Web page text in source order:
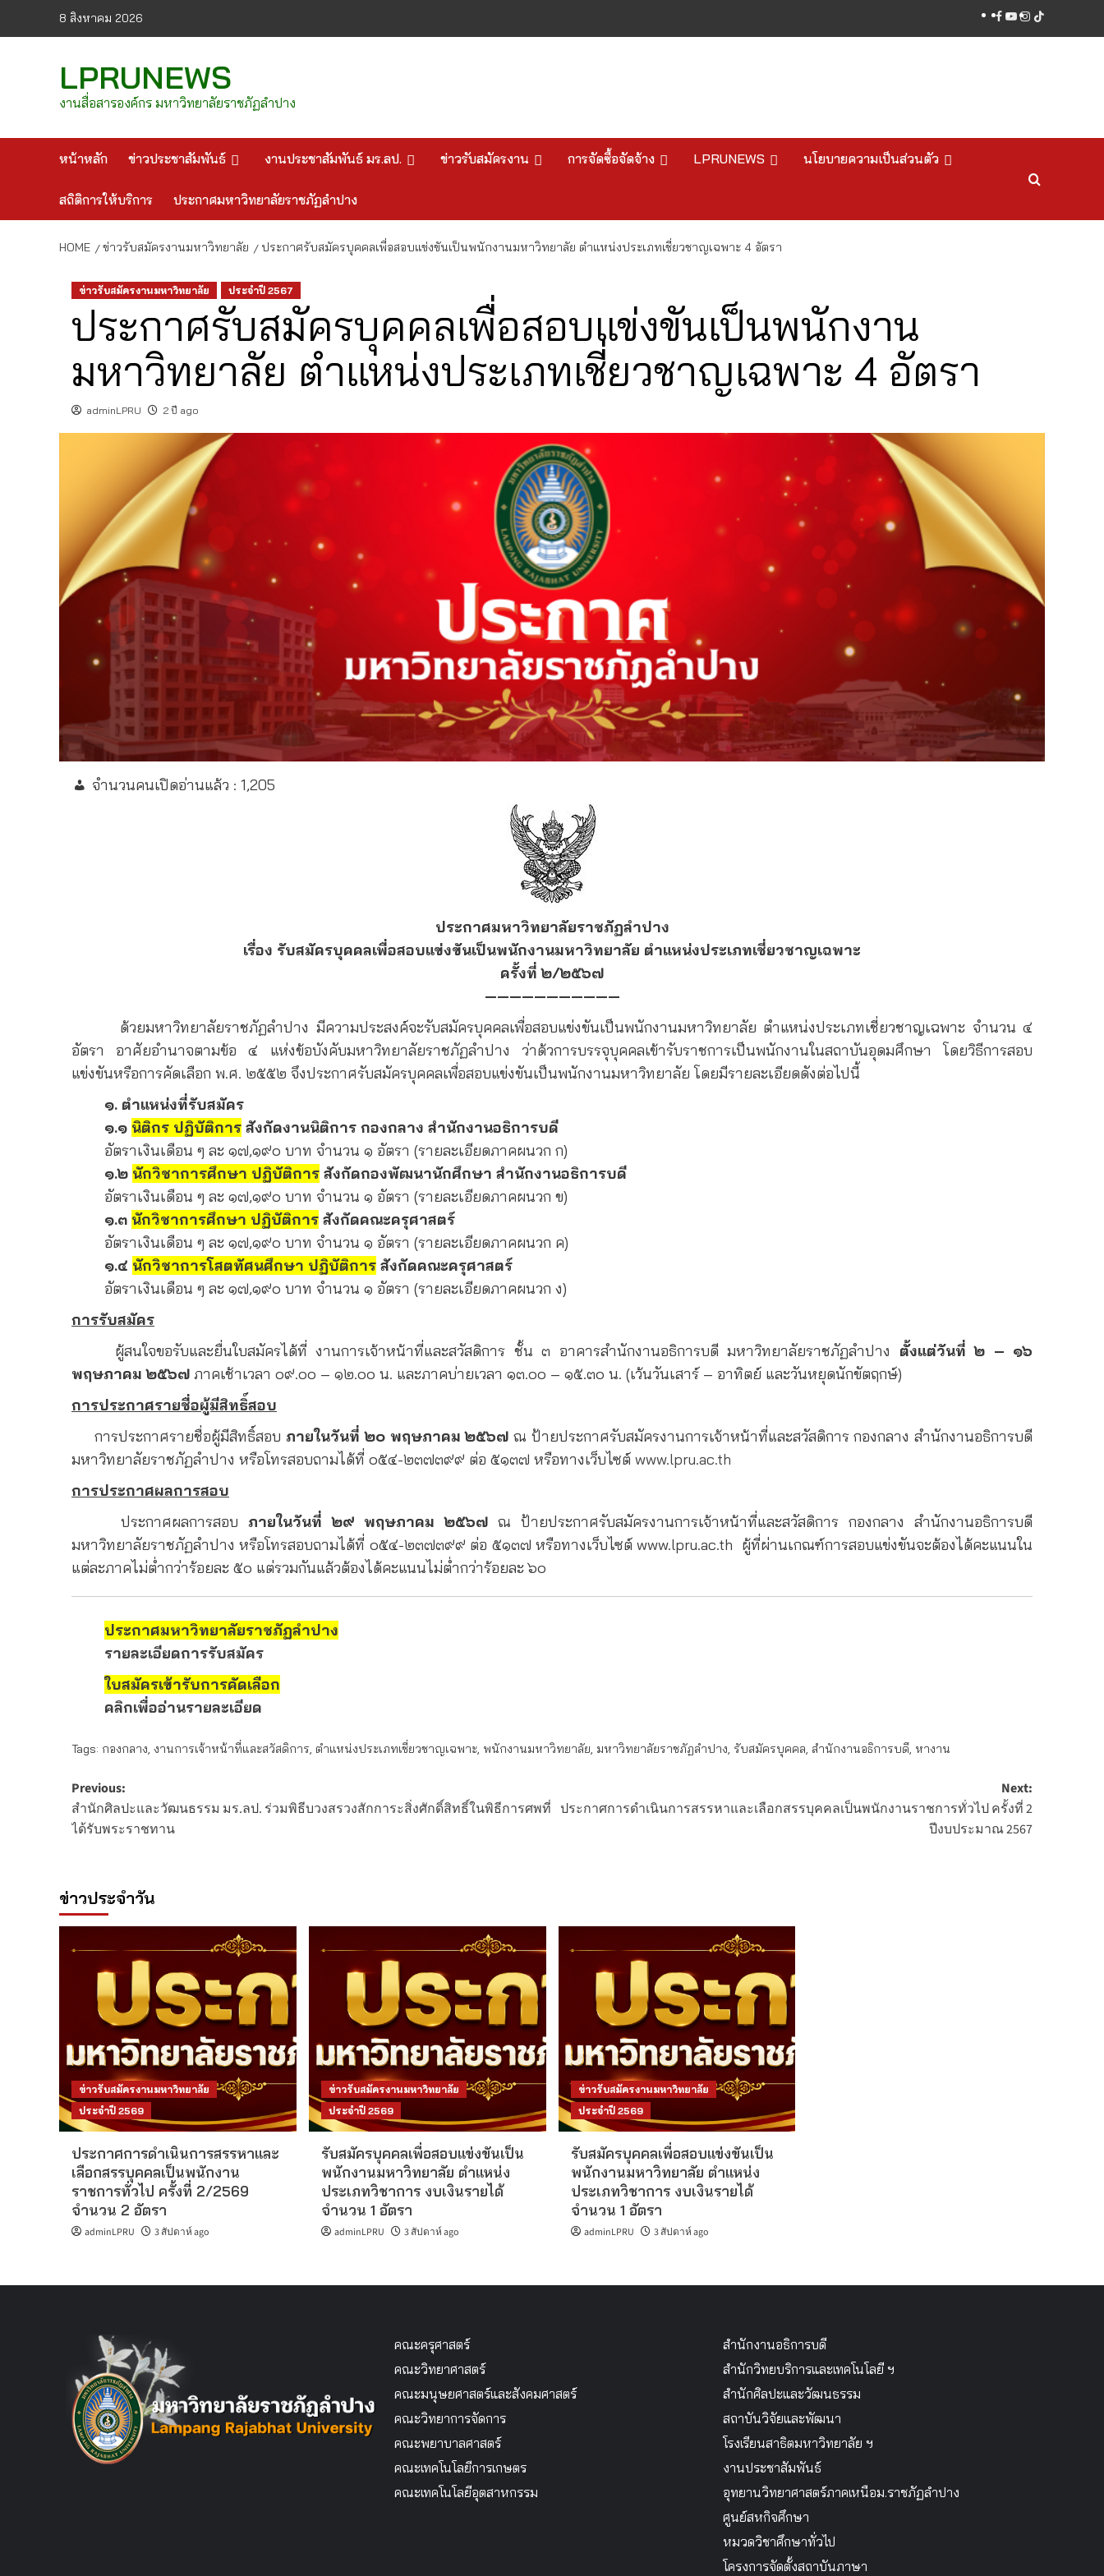
8 สิงหาคม 2026 facebook
youtube
instagram
tiktok
LPRUNEWS
งานสื่อสารองค์กร มหาวิทยาลัยราชภัฏลำปาง
หน้าหลัก ข่าวประชาสัมพันธ์ งานประชาสัมพันธ์ มร.ลป. ข่าวรับสมัครงาน การจัดซื้อจัดจ้าง LPRUNEWS นโยบายความเป็นส่วนตัว
สถิติการให้บริการ ประกาศมหาวิทยาลัยราชภัฏลำปาง
HOME ข่าวรับสมัครงานมหาวิทยาลัย ประกาศรับสมัครบุคคลเพื่อสอบแข่งขันเป็นพนักงานมหาวิทยาลัย ตำแหน่งประเภทเชี่ยวชาญเฉพาะ 4 อัตรา
ข่าวรับสมัครงานมหาวิทยาลัย ประจำปี 2567
ประกาศรับสมัครบุคคลเพื่อสอบแข่งขันเป็นพนักงาน
มหาวิทยาลัย ตำแหน่งประเภทเชี่ยวชาญเฉพาะ 4 อัตรา
adminLPRU 2 ปี ago
จำนวนคนเปิดอ่านแล้ว : 1,205
ประกาศมหาวิทยาลัยราชภัฏลำปาง
เรื่อง รับสมัครบุคคลเพื่อสอบแข่งขันเป็นพนักงานมหาวิทยาลัย ตำแหน่งประเภทเชี่ยวชาญเฉพาะ
ครั้งที่ ๒/๒๕๖๗
———————————
ด้วยมหาวิทยาลัยราชภัฏลำปาง มีความประสงค์จะรับสมัครบุคคลเพื่อสอบแข่งขันเป็นพนักงานมหาวิทยาลัย ตำแหน่งประเภทเชี่ยวชาญเฉพาะ จำนวน ๔
อัตรา อาศัยอำนาจตามข้อ ๔ แห่งข้อบังคับมหาวิทยาลัยราชภัฏลำปาง ว่าด้วการบรรจุบุคคลเข้ารับราชการเป็นพนักงานในสถาบันอุดมศึกษา โดยวิธีการสอบ
แข่งขันหรือการคัดเลือก พ.ศ. ๒๕๕๒ จึงประกาศรับสมัครบุคคลเพื่อสอบแข่งขันเป็นพนักงานมหาวิทยาลัย โดยมีรายละเอียดดังต่อไปนี้
๑. ตำแหน่งที่รับสมัคร
๑.๑ นิติกร ปฏิบัติการ สังกัดงานนิติการ กองกลาง สำนักงานอธิการบดี
อัตราเงินเดือน ๆ ละ ๑๗,๑๙๐ บาท จำนวน ๑ อัตรา (รายละเอียดภาคผนวก ก)
๑.๒ นักวิชาการศึกษา ปฏิบัติการ สังกัดกองพัฒนานักศึกษา สำนักงานอธิการบดี
อัตราเงินเดือน ๆ ละ ๑๗,๑๙๐ บาท จำนวน ๑ อัตรา (รายละเอียดภาคผนวก ข)
๑.๓ นักวิชาการศึกษา ปฏิบัติการ สังกัดคณะครุศาสตร์
อัตราเงินเดือน ๆ ละ ๑๗,๑๙๐ บาท จำนวน ๑ อัตรา (รายละเอียดภาคผนวก ค)
๑.๔ นักวิชาการโสตทัศนศึกษา ปฏิบัติการ สังกัดคณะครุศาสตร์
อัตราเงินเดือน ๆ ละ ๑๗,๑๙๐ บาท จำนวน ๑ อัตรา (รายละเอียดภาคผนวก ง)
การรับสมัคร
ผู้สนใจขอรับและยื่นใบสมัครได้ที่ งานการเจ้าหน้าที่และสวัสดิการ ชั้น ๓ อาคารสำนักงานอธิการบดี มหาวิทยาลัยราชภัฏลำปาง ตั้งแต่วันที่ ๒ – ๑๖
พฤษภาคม ๒๕๖๗ ภาคเช้าเวลา ๐๙.๐๐ – ๑๒.๐๐ น. และภาคบ่ายเวลา ๑๓.๐๐ – ๑๕.๓๐ น. (เว้นวันเสาร์ – อาทิตย์ และวันหยุดนักขัตฤกษ์)
การประกาศรายชื่อผู้มีสิทธิ์สอบ
การประกาศรายชื่อผู้มีสิทธิ์สอบ ภายในวันที่ ๒๐ พฤษภาคม ๒๕๖๗ ณ ป้ายประกาศรับสมัครงานการเจ้าหน้าที่และสวัสดิการ กองกลาง สำนักงานอธิการบดี
มหาวิทยาลัยราชภัฏลำปาง หรือโทรสอบถามได้ที่ ๐๕๔-๒๓๗๓๙๙ ต่อ ๕๑๓๗ หรือทางเว็บไซต์ www.lpru.ac.th
การประกาศผลการสอบ
ประกาศผลการสอบ ภายในวันที่ ๒๙ พฤษภาคม ๒๕๖๗ ณ ป้ายประกาศรับสมัครงานการเจ้าหน้าที่และสวัสดิการ กองกลาง สำนักงานอธิการบดี
มหาวิทยาลัยราชภัฏลำปาง หรือโทรสอบถามได้ที่ ๐๕๔-๒๓๗๓๙๙ ต่อ ๕๑๓๗ หรือทางเว็บไซต์ www.lpru.ac.th ผู้ที่ผ่านเกณฑ์การสอบแข่งขันจะต้องได้คะแนนใน
แต่ละภาคไม่ต่ำกว่าร้อยละ ๕๐ แต่รวมกันแล้วต้องได้คะแนนไม่ต่ำกว่าร้อยละ ๖๐
ประกาศมหาวิทยาลัยราชภัฏลำปาง
รายละเอียดการรับสมัคร
ใบสมัครเข้ารับการคัดเลือก
คลิกเพื่ออ่านรายละเอียด
Tags: กองกลาง, งานการเจ้าหน้าที่และสวัสดิการ, ตำแหน่งประเภทเชี่ยวชาญเฉพาะ, พนักงานมหาวิทยาลัย, มหาวิทยาลัยราชภัฏลำปาง, รับสมัครบุคคล, สำนักงานอธิการบดี, หางาน
Post
navigation
Previous:
สำนักศิลปะและวัฒนธรรม มร.ลป. ร่วมพิธีบวงสรวงสักการะสิ่งศักดิ์สิทธิ์ในพิธีการศพที่
ได้รับพระราชทาน
Next:
ประกาศการดำเนินการสรรหาและเลือกสรรบุคคลเป็นพนักงานราชการทั่วไป ครั้งที่ 2
ปีงบประมาณ 2567
ข่าวประจำวัน
ข่าวรับสมัครงานมหาวิทยาลัย
ประจำปี 2569
ประกาศการดำเนินการสรรหาและ
เลือกสรรบุคคลเป็นพนักงาน
ราชการทั่วไป ครั้งที่ 2/2569
จำนวน 2 อัตรา
adminLPRU 3 สัปดาห์ ago
ข่าวรับสมัครงานมหาวิทยาลัย
ประจำปี 2569
รับสมัครบุคคลเพื่อสอบแข่งขันเป็น
พนักงานมหาวิทยาลัย ตำแหน่ง
ประเภทวิชาการ งบเงินรายได้
จำนวน 1 อัตรา
adminLPRU 3 สัปดาห์ ago
ข่าวรับสมัครงานมหาวิทยาลัย
ประจำปี 2569
รับสมัครบุคคลเพื่อสอบแข่งขันเป็น
พนักงานมหาวิทยาลัย ตำแหน่ง
ประเภทวิชาการ งบเงินรายได้
จำนวน 1 อัตรา
adminLPRU 3 สัปดาห์ ago
คณะครุศาสตร์
คณะวิทยาศาสตร์
คณะมนุษยศาสตร์และสังคมศาสตร์
คณะวิทยาการจัดการ
คณะพยาบาลศาสตร์
คณะเทคโนโลยีการเกษตร
คณะเทคโนโลยีอุตสาหกรรม
สำนักงานอธิการบดี
สำนักวิทยบริการและเทคโนโลยี ฯ
สำนักศิลปะและวัฒนธรรม
สถาบันวิจัยและพัฒนา
โรงเรียนสาธิตมหาวิทยาลัย ฯ
งานประชาสัมพันธ์
อุทยานวิทยาศาสตร์ภาคเหนือม.ราชภัฏลำปาง
ศูนย์สหกิจศึกษา
หมวดวิชาศึกษาทั่วไป
โครงการจัดตั้งสถาบันภาษา